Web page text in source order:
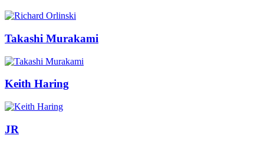
Takashi Murakami
Keith Haring
JR